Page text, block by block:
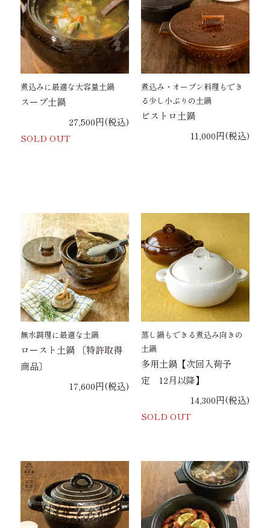
煮込みに最適な大容量土鍋
スープ土鍋
27,500円(税込)
SOLD OUT
煮込み・オーブン料理もでき
る少し小ぶりの土鍋
ビストロ土鍋
11,000円(税込)
無水調理に最適な土鍋
ロースト土鍋 〔特許取得
商品〕
17,600円(税込)
蒸し鍋もできる煮込み向きの
土鍋
多用土鍋【次回入荷予
定 12月以降】
14,300円(税込)
SOLD OUT